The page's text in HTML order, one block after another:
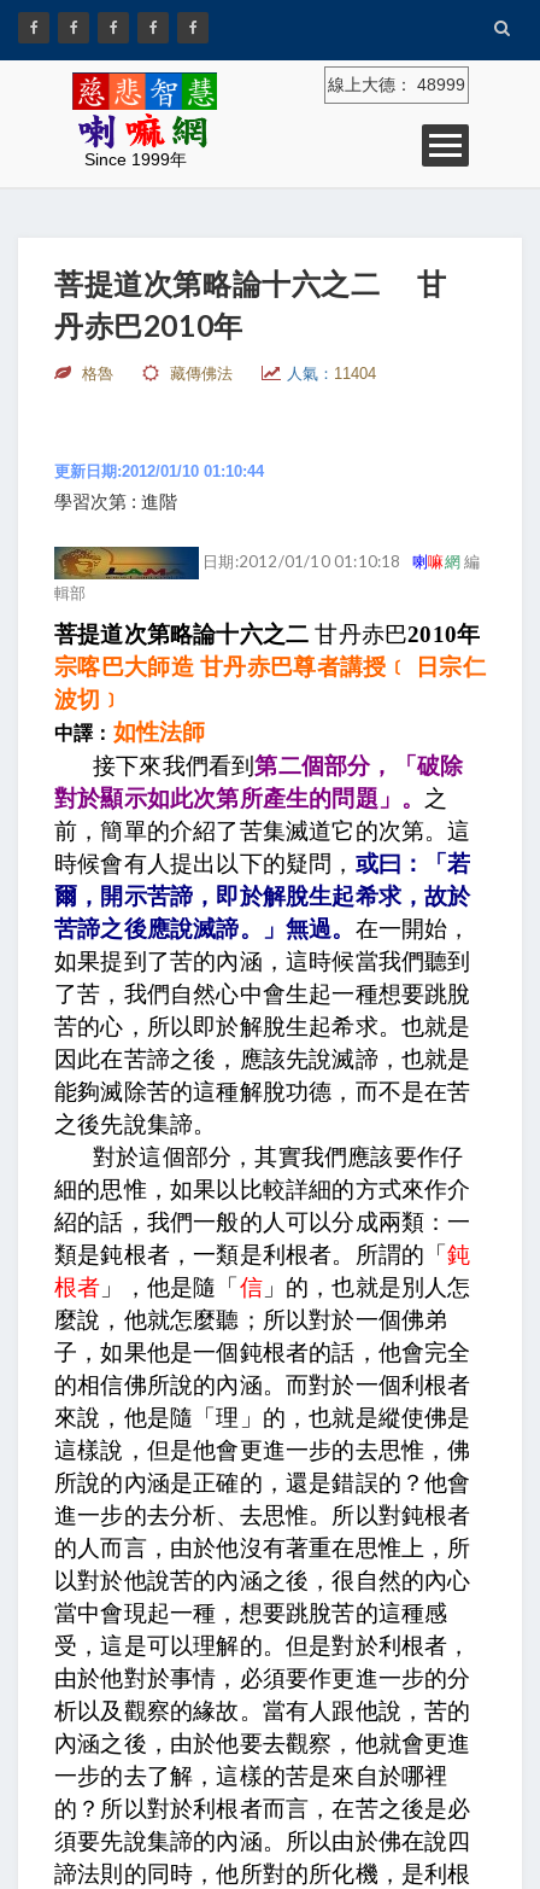
Since 1999年
線上大德： 48999
菩提道次第略論十六之二 甘
丹赤巴2010年
格魯 藏傳佛法 人氣： 11404
更新日期:2012/01/10 01:10:44
學習次第 : 進階
日期:2012/01/10 01:10:18喇嘛網編
輯部
菩提道次第略論十六之二甘丹赤巴2010年
宗喀巴大師造 甘丹赤巴尊者講授﹝ 日宗仁
波切﹞
中譯： 如性法師
接下來我們看到第二個部分，「破除
對於顯示如此次第所產生的問題」。 之
前，簡單的介紹了苦集滅道它的次第。這
時候會有人提出以下的疑問， 或曰：「若
爾，開示苦諦，即於解脫生起希求，故於
苦諦之後應說滅諦。」無過。 在一開始，
如果提到了苦的內涵，這時候當我們聽到
了苦，我們自然心中會生起一種想要跳脫
苦的心，所以即於解脫生起希求。也就是
因此在苦諦之後，應該先說滅諦，也就是
能夠滅除苦的這種解脫功德，而不是在苦
之後先說集諦。
對於這個部分，其實我們應該要作仔
細的思惟，如果以比較詳細的方式來作介
紹的話，我們一般的人可以分成兩類：一
類是鈍根者，一類是利根者。所謂的「鈍
根者 」，他是隨「 信」的，也就是別人怎
麼說，他就怎麼聽；所以對於一個佛弟
子，如果他是一個鈍根者的話，他會完全
的相信佛所說的內涵。而對於一個利根者
來說，他是隨「理」的，也就是縱使佛是
這樣說，但是他會更進一步的去思惟，佛
所說的內涵是正確的，還是錯誤的？他會
進一步的去分析、去思惟。所以對鈍根者
的人而言，由於他沒有著重在思惟上，所
以對於他說苦的內涵之後，很自然的內心
當中會現起一種，想要跳脫苦的這種感
受，這是可以理解的。但是對於利根者，
由於他對於事情，必須要作更進一步的分
析以及觀察的緣故。當有人跟他說，苦的
內涵之後，由於他要去觀察，他就會更進
一步的去了解，這樣的苦是來自於哪裡
的？所以對於利根者而言，在苦之後是必
須要先說集諦的內涵。所以由於佛在說四
諦法則的同時，他所對的所化機，是利根